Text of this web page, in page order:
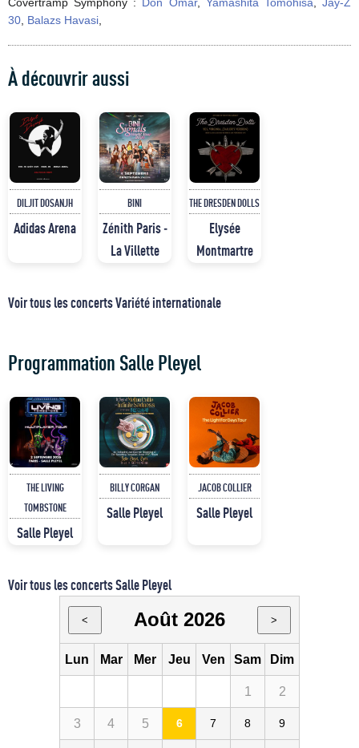
Covertramp Symphony : Don Omar, Yamashita Tomohisa,Jaÿ-Z
30, Balazs Havasi,
À découvrir aussi
DILJIT DOSANJH
Adidas Arena
BINI
Zénith Paris -
La Villette
THE DRESDEN DOLLS
Elysée
Montmartre
Voir tous les concerts Variété internationale
Programmation Salle Pleyel
THE LIVING
TOMBSTONE
Salle Pleyel
BILLY CORGAN
Salle Pleyel
JACOB COLLIER
Salle Pleyel
Voir tous les concerts Salle Pleyel
< Août 2026 >
Lun Mar Mer Jeu Ven Sam Dim
1 2
3 4 5 6 7 8 9